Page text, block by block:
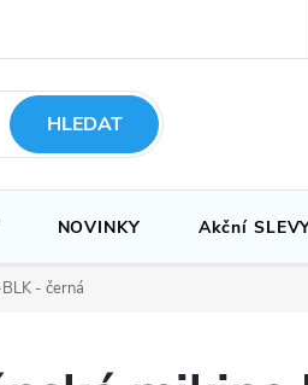
HLEDAT
NOVINKY Akční
- černá